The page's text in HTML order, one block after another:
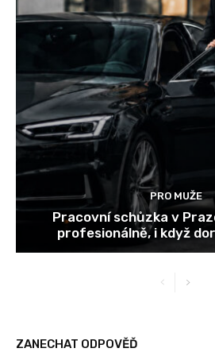
PRO MUŽE
Pracovní schůzka v
profesionálně, i když
ZANECHAT ODPOVĚĎ